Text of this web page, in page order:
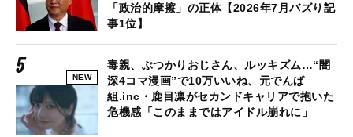
「政治的摩擦」の正体【2026年7月バズり記
事1位】
NEW
毒親、ぶつかりおじさん、ルッキズム…“闇
深4コマ漫画”で10万いいね、元でんぱ
組.inc・鹿目凛がセカンドキャリアで抱いた
危機感「このままではアイドル崩れに」